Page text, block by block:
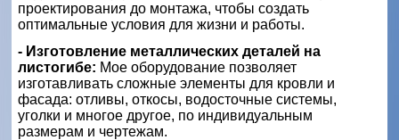
проектирования до монтажа, чтобы создать
оптимальные условия для жизни и работы.
- Изготовление металлических деталей на
листогибе: Мое оборудование позволяет
изготавливать сложные элементы для кровли и
фасада: отливы, откосы, водосточные системы,
уголки и многое другое, по индивидуальным
размерам и чертежам.